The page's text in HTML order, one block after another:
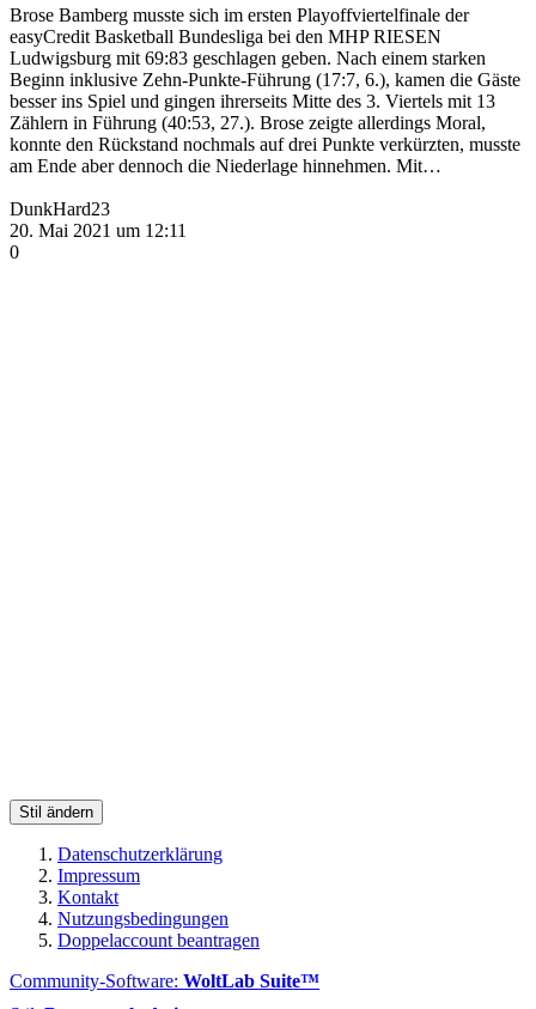
Brose Bamberg musste sich im ersten Playoffviertelfinale der
easyCredit Basketball Bundesliga bei den MHP RIESEN
Ludwigsburg mit 69:83 geschlagen geben. Nach einem starken
Beginn inklusive Zehn-Punkte-Führung (17:7, 6.), kamen die Gäste
besser ins Spiel und gingen ihrerseits Mitte des 3. Viertels mit 13
Zählern in Führung (40:53, 27.). Brose zeigte allerdings Moral,
konnte den Rückstand nochmals auf drei Punkte verkürzten, musste
am Ende aber dennoch die Niederlage hinnehmen. Mit…
DunkHard23
20. Mai 2021 um 12:11
0
Stil ändern
Datenschutzerklärung
Impressum
Kontakt
Nutzungsbedingungen
Doppelaccount beantragen
Community-Software: WoltLab Suite™